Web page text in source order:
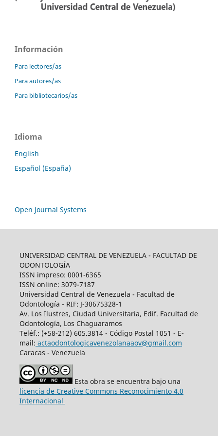
Información
Para lectores/as
Para autores/as
Para bibliotecarios/as
Idioma
English
Español (España)
Open Journal Systems
UNIVERSIDAD CENTRAL DE VENEZUELA - FACULTAD DE
ODONTOLOGÍA
ISSN impreso: 0001-6365
ISSN online: 3079-7187
Universidad Central de Venezuela - Facultad de
Odontología - RIF: J-30675328-1
Av. Los Ilustres, Ciudad Universitaria, Edif. Facultad de
Odontología, Los Chaguaramos
Teléf.: (+58-212) 605.3814 - Código Postal 1051 - E-
mail: actaodontologicavenezolanaaov@gmail.com
Caracas - Venezuela
Esta obra se encuentra bajo una
licencia de Creative Commons Reconocimiento 4.0
Internacional